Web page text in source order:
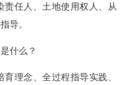
责任人、土地使用权人、从
导。
什么？
理念、全过程指导实践、